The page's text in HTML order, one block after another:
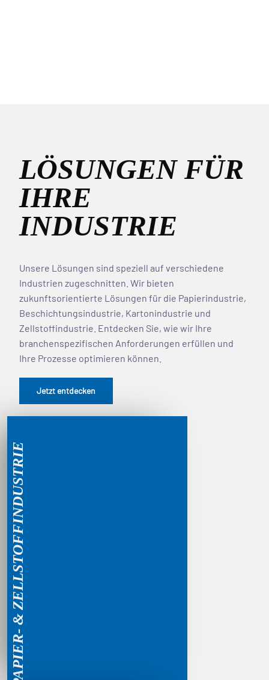
LÖSUNGEN FÜR
IHRE
INDUSTRIE
Unsere Lösungen sind speziell auf verschiedene
Industrien zugeschnitten. Wir bieten
zukunftsorientierte Lösungen für die Papierindustrie,
Beschichtungsindustrie, Kartonindustrie und
Zellstoffindustrie. Entdecken Sie, wie wir Ihre
branchenspezifischen Anforderungen erfüllen und
Ihre Prozesse optimieren können.
Jetzt entdecken
PAPIER- & ZELLSTOFFINDUSTRIE